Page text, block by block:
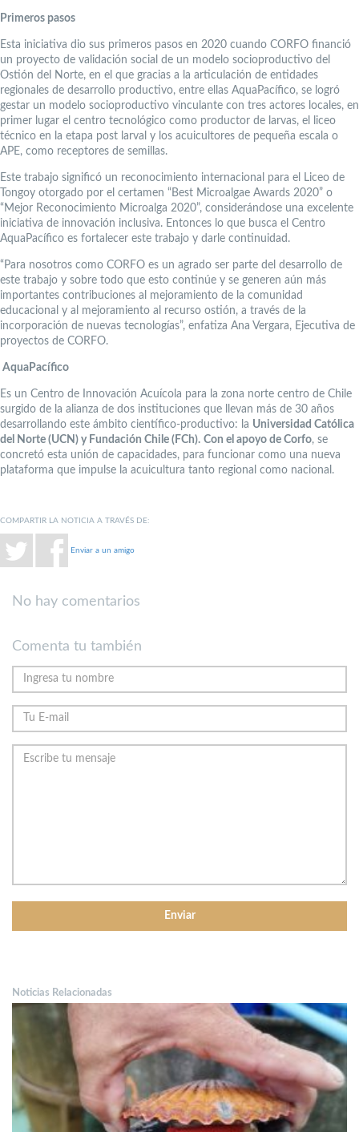
Primeros pasos
Esta iniciativa dio sus primeros pasos en 2020 cuando CORFO financió
un proyecto de validación social de un modelo socioproductivo del
Ostión del Norte, en el que gracias a la articulación de entidades
regionales de desarrollo productivo, entre ellas AquaPacífico, se logró
gestar un modelo socioproductivo vinculante con tres actores locales, en
primer lugar el centro tecnológico como productor de larvas, el liceo
técnico en la etapa post larval y los acuicultores de pequeña escala o
APE, como receptores de semillas.
Este trabajo significó un reconocimiento internacional para el Liceo de
Tongoy otorgado por el certamen “Best Microalgae Awards 2020” o
“Mejor Reconocimiento Microalga 2020”, considerándose una excelente
iniciativa de innovación inclusiva. Entonces lo que busca el Centro
AquaPacífico es fortalecer este trabajo y darle continuidad.
“Para nosotros como CORFO es un agrado ser parte del desarrollo de
este trabajo y sobre todo que esto continúe y se generen aún más
importantes contribuciones al mejoramiento de la comunidad
educacional y al mejoramiento al recurso ostión, a través de la
incorporación de nuevas tecnologías”, enfatiza Ana Vergara, Ejecutiva de
proyectos de CORFO.
AquaPacífico
Es un Centro de Innovación Acuícola para la zona norte centro de Chile
surgido de la alianza de dos instituciones que llevan más de 30 años
desarrollando este ámbito científico-productivo: la Universidad Católica
del Norte (UCN) y Fundación Chile (FCh). Con el apoyo de Corfo, se
concretó esta unión de capacidades, para funcionar como una nueva
plataforma que impulse la acuicultura tanto regional como nacional.
COMPARTIR LA NOTICIA A TRAVÉS DE:
Enviar a un amigo
No hay comentarios
Comenta tu también
Noticias Relacionadas